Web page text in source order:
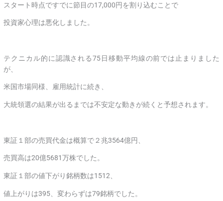
スタート時点ですでに節目の17,000円を割り込むことで
投資家心理は悪化しました。
テクニカル的に認識される75日移動平均線の前では止まりました
が、
米国市場同様、雇用統計に続き、
大統領選の結果が出るまでは不安定な動きが続くと予想されます。
東証１部の売買代金は概算で２兆3564億円、
売買高は20億5681万株でした。
東証１部の値下がり銘柄数は1512、
値上がりは395、変わらずは79銘柄でした。